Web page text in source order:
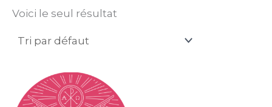
Voici le seul résultat